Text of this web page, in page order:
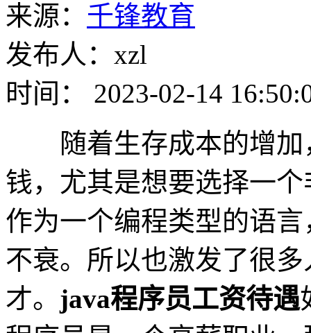
来源： 千锋教育
发布人：xzl
时间： 2023-02-14
随着生存成本的增加
钱，尤其是想要选择一
作为一个编程类型的语
不衰。所以也激发了很
才。 java程序员工资待遇